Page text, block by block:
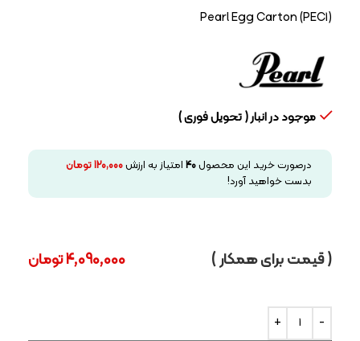
Pearl Egg Carton (PEC1)
موجود در انبار ( تحویل فوری )
درصورت خرید این محصول40 امتیاز به ارزش120,000تومان
بدست خواهید آورد!
( قیمت برای همکار ) 4,090,000تومان